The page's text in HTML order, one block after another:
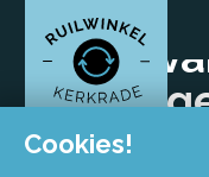
Cookies!